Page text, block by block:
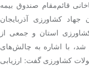
قائم‌مقام صندوق بیمه
کشاورزی آذربایجان
استان و جمعی از
شد، با اشاره به چالش‌های
کشاورزی گفت: ارزیابی